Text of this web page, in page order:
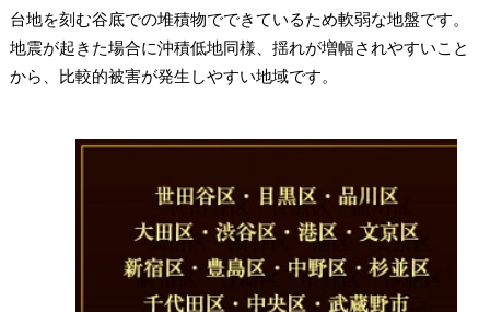
台地を刻む谷底での堆積物でできているため軟弱な地盤です。
地震が起きた場合に沖積低地同様、揺れが増幅されやすいこと
から、比較的被害が発生しやすい地域です。